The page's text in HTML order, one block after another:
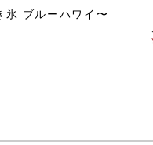
氷 ブルーハワイ〜